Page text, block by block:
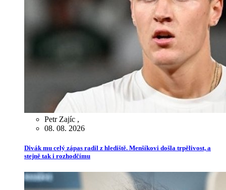
Petr Zajíc ,
08. 08. 2026
Divák mu celý zápas radil z hlediště. Menšíkovi došla trpělivost, a
stejně tak i rozhodčímu